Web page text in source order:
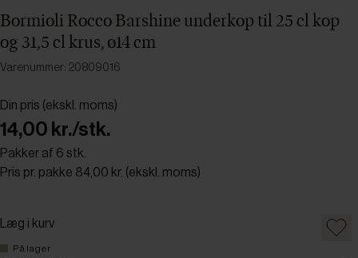
Bormioli Rocco Barshine underkop til 25 cl kop
og 31,5 cl krus, ø14 cm
Varenummer: 20809016
Din pris (ekskl. moms)
14,00 kr./stk.
Pakker af 6 stk.
Pris pr. pakke 84,00 kr. (ekskl. moms)
Læg i kurv
På lager